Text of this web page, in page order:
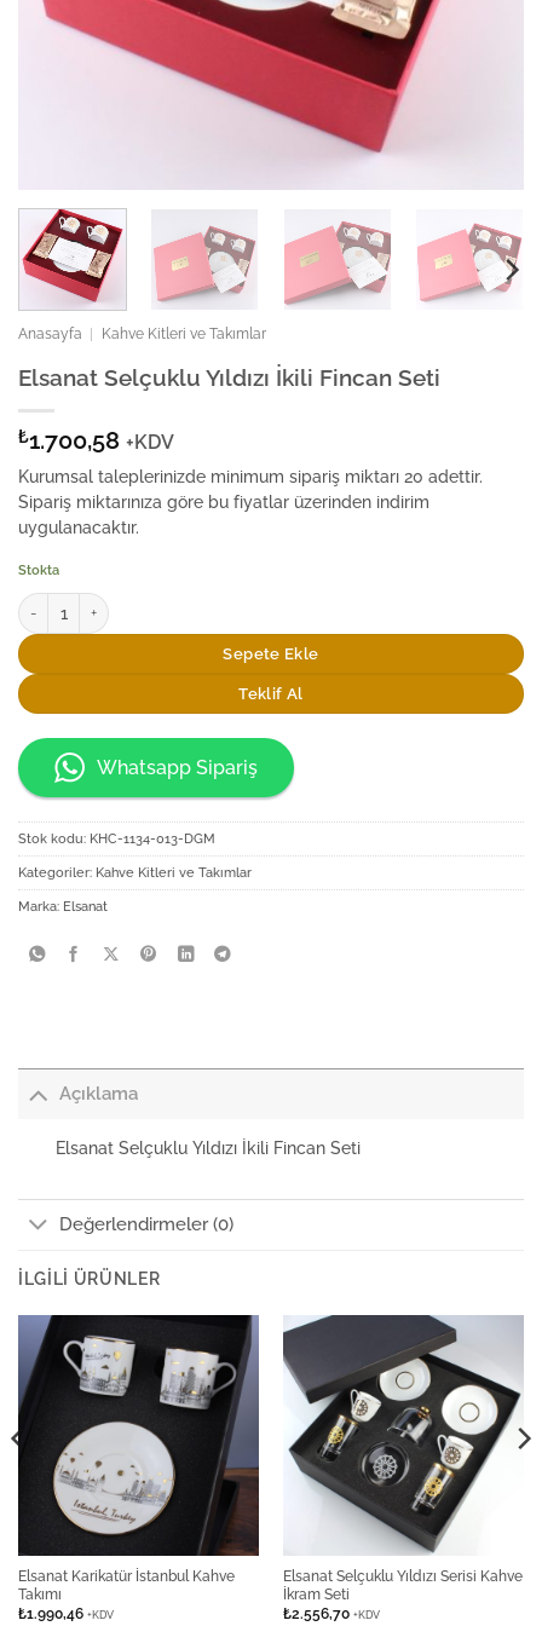
Anasayfa Kahve Kitleri ve Takımlar
Elsanat Selçuklu Yıldızı İkili Fincan Seti
₺1.700,58 +KDV
Kurumsal taleplerinizde minimum sipariş miktarı 20 adettir.
Sipariş miktarınıza göre bu fiyatlar üzerinden indirim
uygulanacaktır.
Stokta
Elsanat Selçuklu Yıldızı İkili Fincan Seti adet
Sepete Ekle
Teklif Al
Whatsapp Sipariş
Stok kodu: KHC-1134-013-DGM
Kategoriler: Kahve Kitleri ve Takımlar
Marka: Elsanat
Açıklama
Elsanat Selçuklu Yıldızı İkili Fincan Seti
Değerlendirmeler (0)
İLGILI ÜRÜNLER
Elsanat Karikatür İstanbul Kahve
Takımı
₺1.990,46 +KDV
Elsanat Selçuklu Yıldızı Serisi Kahve
İkram Seti
₺2.556,70 +KDV